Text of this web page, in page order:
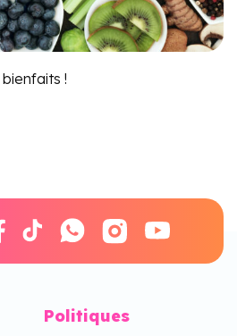
!
Politiques